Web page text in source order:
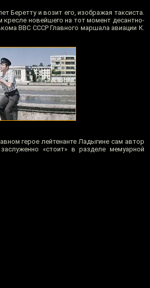
Беретту и возит его, изображая таксиста.
новейшего на тот момент десантно-
ВВС СССР Главного маршала авиации К.
герое лейтенанте Ладыгине сам автор
«стоит» в разделе мемуарной